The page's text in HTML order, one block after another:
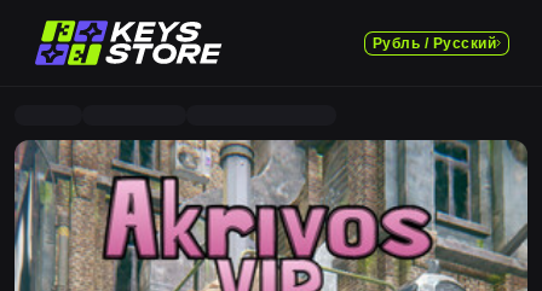
Рубль / Русский